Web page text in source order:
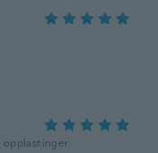
opplastinger